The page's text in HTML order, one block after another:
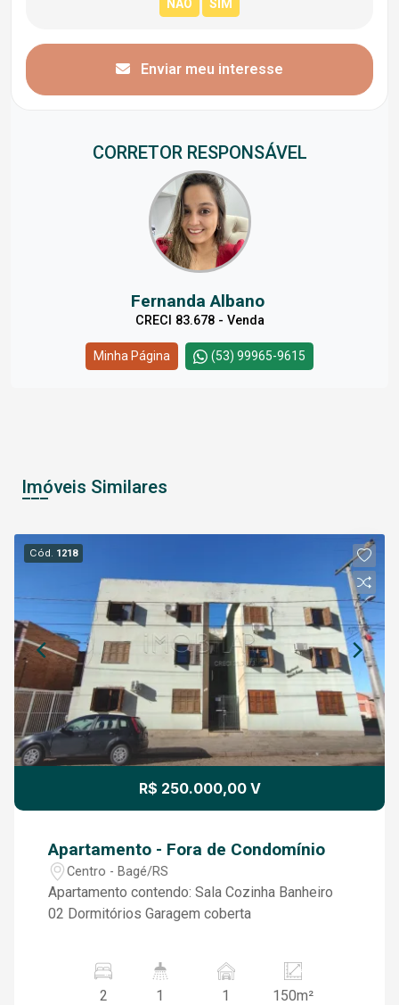
Enviar meu interesse
CORRETOR RESPONSÁVEL
Fernanda Albano
CRECI 83.678 - Venda
Minha Página (53) 99965-9615
Imóveis Similares
Cód. 1218
R$ 250.000,00 V
Apartamento - Fora de Condomínio
Centro - Bagé/RS
Apartamento contendo: Sala Cozinha Banheiro
02 Dormitórios Garagem coberta
2
1
1
150m²